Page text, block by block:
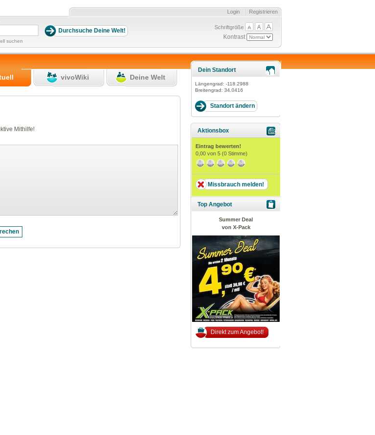
Registrieren
Login
suchen
Schriftgröße
Kontrast
vivoWiki Deine Welt
Mithilfe!
Dein Standort
Längengrad: -118.2988
Breitengrad: 34.0416
Aktionsbox
Eintrag bewerten!
0,00 von 5 (0 Stimme)
Missbrauch melden!
Top Angebot
Summer Deal
von X-Pack
Direkt zum Angebot!